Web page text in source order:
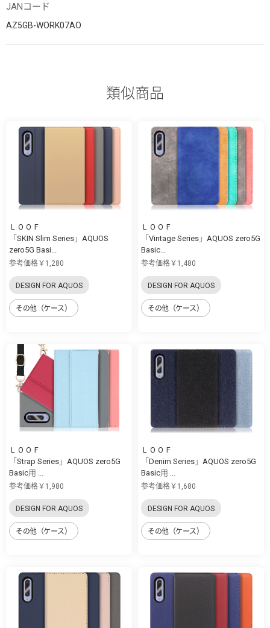
JANコード
AZ5GB-WORK07AO
類似商品
ＬＯＯＦ
「SKIN Slim Series」AQUOS
zero5G Basi...
参考価格￥1,280
DESIGN FOR AQUOS
その他（ケース）
ＬＯＯＦ
「Vintage Series」AQUOS zero5G
Basic...
参考価格￥1,480
DESIGN FOR AQUOS
その他（ケース）
ＬＯＯＦ
「Strap Series」AQUOS zero5G
Basic用 ...
参考価格￥1,980
DESIGN FOR AQUOS
その他（ケース）
ＬＯＯＦ
「Denim Series」AQUOS zero5G
Basic用 ...
参考価格￥1,680
DESIGN FOR AQUOS
その他（ケース）